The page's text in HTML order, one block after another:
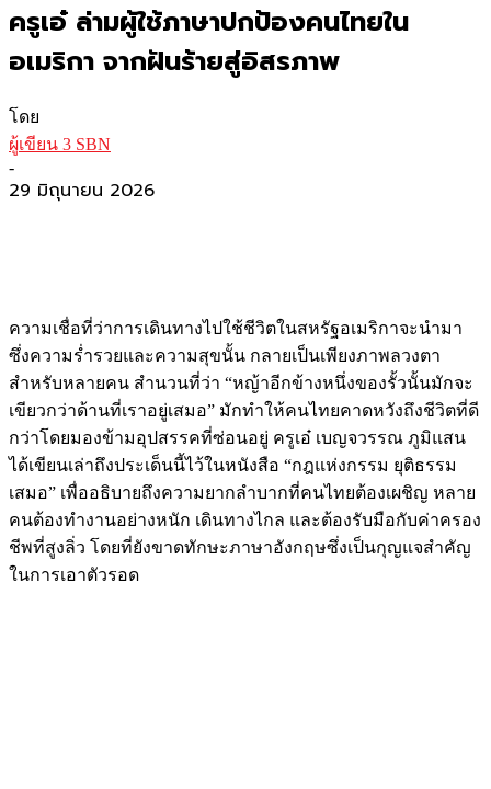
ครูเอ๋ ล่ามผู้ใช้ภาษาปกป้องคนไทยใน
อเมริกา จากฝันร้ายสู่อิสรภาพ
โดย
ผู้เขียน 3 SBN
-
29 มิถุนายน 2026
ความเชื่อที่ว่าการเดินทางไปใช้ชีวิตในสหรัฐอเมริกาจะนำมา
ซึ่งความร่ำรวยและความสุขนั้น กลายเป็นเพียงภาพลวงตา
สำหรับหลายคน สำนวนที่ว่า “หญ้าอีกข้างหนึ่งของรั้วนั้นมักจะ
เขียวกว่าด้านที่เราอยู่เสมอ” มักทำให้คนไทยคาดหวังถึงชีวิตที่ดี
กว่าโดยมองข้ามอุปสรรคที่ซ่อนอยู่ ครูเอ๋ เบญจวรรณ ภูมิแสน
ได้เขียนเล่าถึงประเด็นนี้ไว้ในหนังสือ “กฎแห่งกรรม ยุติธรรม
เสมอ” เพื่ออธิบายถึงความยากลำบากที่คนไทยต้องเผชิญ หลาย
คนต้องทำงานอย่างหนัก เดินทางไกล และต้องรับมือกับค่าครอง
ชีพที่สูงลิ่ว โดยที่ยังขาดทักษะภาษาอังกฤษซึ่งเป็นกุญแจสำคัญ
ในการเอาตัวรอด